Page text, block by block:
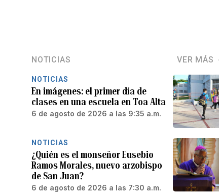
NOTICIAS VER MÁS
NOTICIAS
En imágenes: el primer día de
clases en una escuela en Toa Alta
6 de agosto de 2026 a las 9:35 a.m.
NOTICIAS
¿Quién es el monseñor Eusebio
Ramos Morales, nuevo arzobispo
de San Juan?
6 de agosto de 2026 a las 7:30 a.m.